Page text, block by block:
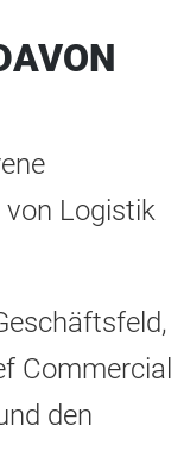
von Logistik
Commercial
den